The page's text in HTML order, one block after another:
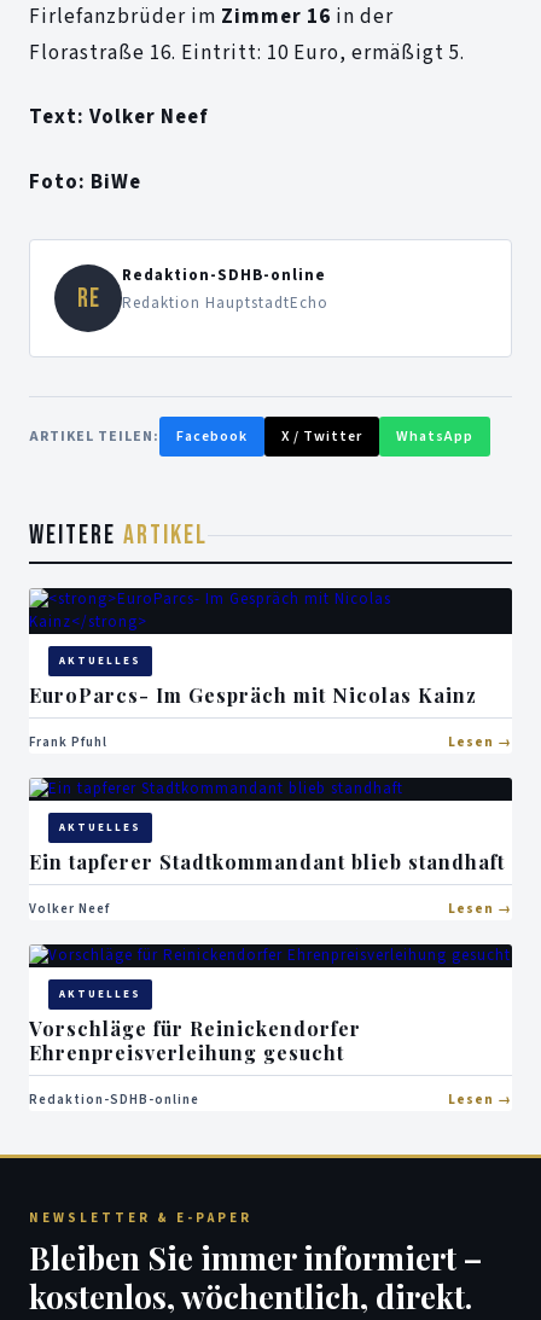
Firlefanzbrüder im Zimmer 16 in der
Florastraße 16. Eintritt: 10 Euro, ermäßigt 5.
Text: Volker Neef
Foto: BiWe
RE
Redaktion-SDHB-online
Redaktion HauptstadtEcho
ARTIKEL TEILEN: Facebook X / Twitter WhatsApp
WEITERE ARTIKEL
AKTUELLES
EuroParcs- Im Gespräch mit Nicolas Kainz
Frank Pfuhl Lesen
AKTUELLES
Ein tapferer Stadtkommandant blieb standhaft
Volker Neef Lesen
AKTUELLES
Vorschläge für Reinickendorfer
Ehrenpreisverleihung gesucht
Redaktion-SDHB-online Lesen
NEWSLETTER & E-PAPER
Bleiben Sie immer informiert –
kostenlos, wöchentlich, direkt.